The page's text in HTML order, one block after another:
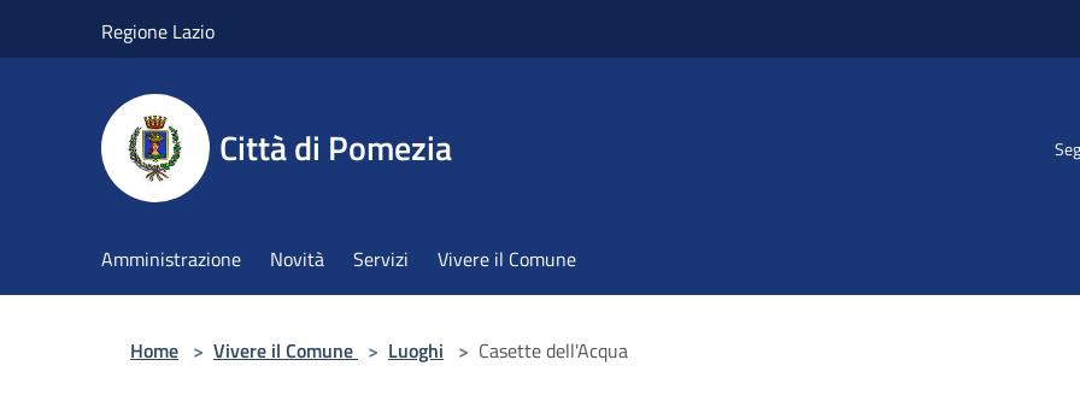
Regione Lazio
Città di Pomezia
Amministrazione Novità Servizi Vivere il Comune
Home > Vivere il Comune > Luoghi > Casette dell'Acqua